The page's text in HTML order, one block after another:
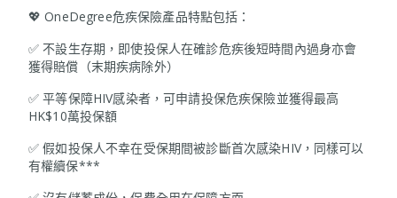
💖 OneDegree危疾保險產品特點包括：
✅ 不設生存期，即使投保人在確診危疾後短時間內過身亦會
獲得賠償（末期疾病除外）
✅ 平等保障HIV感染者，可申請投保危疾保險並獲得最高
HK$10萬投保額
✅ 假如投保人不幸在受保期間被診斷首次感染HIV，同樣可以
有權續保***